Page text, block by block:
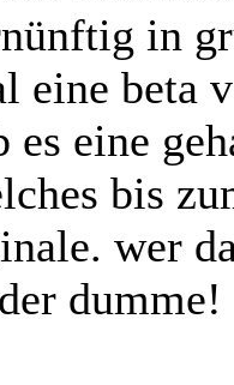
in
eine beta
es eine
bis
wer